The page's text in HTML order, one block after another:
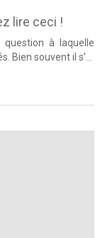
lire ceci !
à laquelle
Bien souvent il s’...